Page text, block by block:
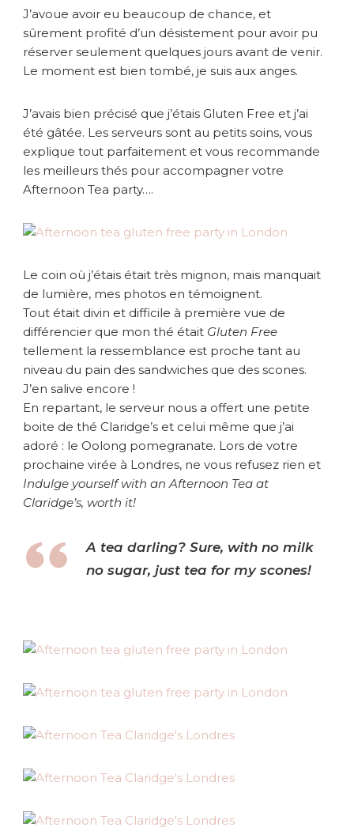
e
J’avoue avoir eu beaucoup de chance, et
sûrement profité d’un désistement pour avoir pu
réserver seulement quelques jours avant de venir.
Le moment est bien tombé, je suis aux anges.
J’avais bien précisé que j’étais Gluten Free et j’ai
été gâtée. Les serveurs sont au petits soins, vous
explique tout parfaitement et vous recommande
les meilleurs thés pour accompagner votre
Afternoon Tea party….
Le coin où j’étais était très mignon, mais manquait
de lumière, mes photos en témoignent.
Tout était divin et difficile à première vue de
différencier que mon thé était Gluten Free
tellement la ressemblance est proche tant au
niveau du pain des sandwiches que des scones.
J’en salive encore !
En repartant, le serveur nous a offert une petite
boite de thé Claridge’s et celui même que j’ai
adoré : le Oolong pomegranate. Lors de votre
prochaine virée à Londres, ne vous refusez rien et
Indulge yourself with an Afternoon Tea at
Claridge’s, worth it!
A tea darling? Sure, with no milk
no sugar, just tea for my scones!